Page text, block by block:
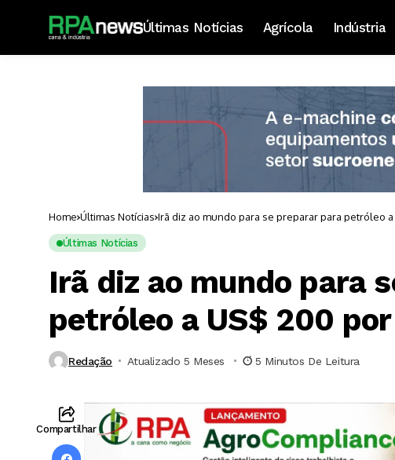
Últimas Notícias Agrícola Indústria
Home Últimas Notícias Irã diz ao mundo para se preparar para petróleo
Últimas Notícias
Irã diz ao mundo para
petróleo a US$ 200
Redação Atualizado 5 Meses ⁮ 5 Minutos De Leitura
Compartilhar